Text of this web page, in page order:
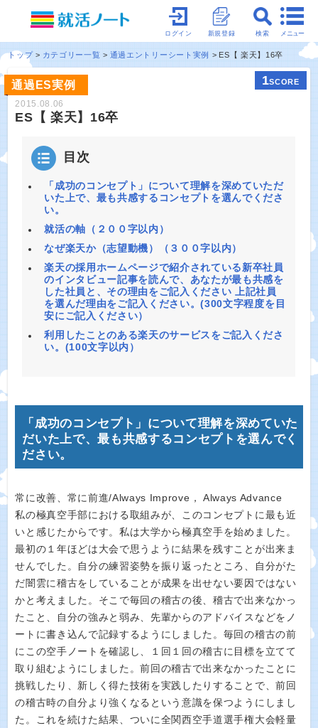
メニュー
検索
新規登録
ログイン
トップ カテゴリー一覧 通過エントリーシート実例 ES【 楽天】16卒
通過ES実例 1SCORE
2015.08.06
ES【 楽天】16卒
目次
「成功のコンセプト」について理解を深めていただ
いた上で、最も共感するコンセプトを選んでくださ
い。
就活の軸（２００字以内）
なぜ楽天か（志望動機）（３００字以内）
楽天の採用ホームページで紹介されている新卒社員
のインタビュー記事を読んで、あなたが最も共感を
した社員と、その理由をご記入ください 上記社員
を選んだ理由をご記入ください。(300文字程度を目
安にご記入ください）
利用したことのある楽天のサービスをご記入くださ
い。(100文字以内）
「成功のコンセプト」について理解を深めていた
だいた上で、最も共感するコンセプトを選んでく
ださい。
常に改善、常に前進/Always Improve， Always Advance
私の極真空手部における取組みが、このコンセプトに最も近
いと感じたからです。私は大学から極真空手を始めました。
最初の１年ほどは大会で思うように結果を残すことが出来ま
せんでした。自分の練習姿勢を振り返ったところ、自分がた
だ闇雲に稽古をしていることが成果を出せない要因ではない
かと考えました。そこで毎回の稽古の後、稽古で出来なかっ
たこと、自分の強みと弱み、先輩からのアドバイスなどをノ
ートに書き込んで記録するようにしました。毎回の稽古の前
にこの空手ノートを確認し、１回１回の稽古に目標を立てて
取り組むようにしました。前回の稽古で出来なかったことに
挑戦したり、新しく得た技術を実践したりすることで、前回
の稽古時の自分より強くなるという意識を保つようにしまし
た。これを続けた結果、ついに全関西空手道選手権大会軽量